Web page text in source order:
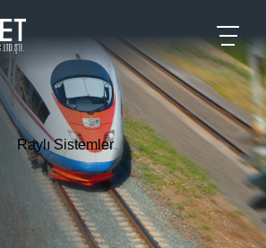
Raylı Sistemler